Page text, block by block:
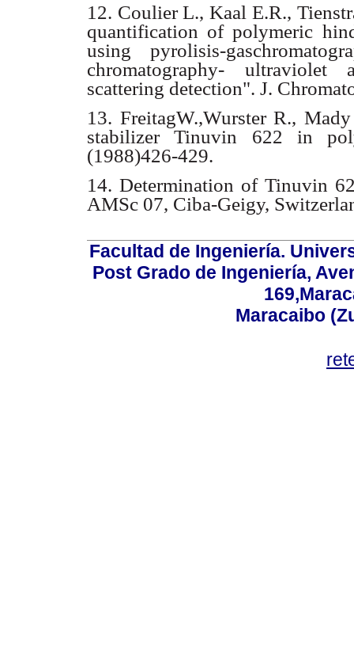
12. Coulier L., Kaal E.R.,
quantification of polymeric
using pyrolisis-
chromatography- ultraviolet
scattering detection". J.
13. FreitagW.,Wurster R.,
stabilizer Tinuvin 622 in
(1988)426-429.
14. Determination of Tinuvin
AMSc 07, Ciba-Geigy,
Facultad de Ingeniería.
Post Grado de Ingeniería,
Maracaibo